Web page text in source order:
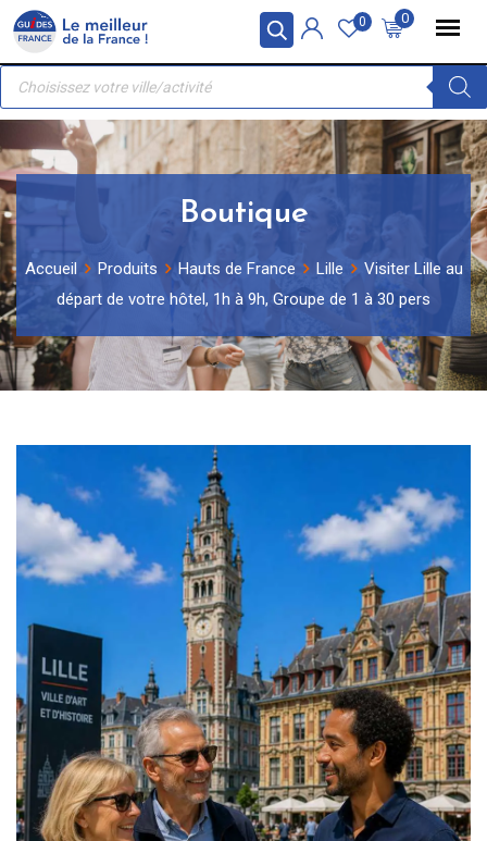
Panneau de gestion des cookies
Skip
content
0
0
Recherche
produits
Boutique
Accueil Produits Hauts de France Lille
Visiter Lille au
départ de votre hôtel, 1h à 9h, Groupe de 1 à 30 pers